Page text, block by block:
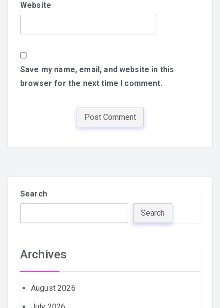
Website
Save my name, email, and website in this
browser for the next time I comment.
Search
Search
Archives
August 2026